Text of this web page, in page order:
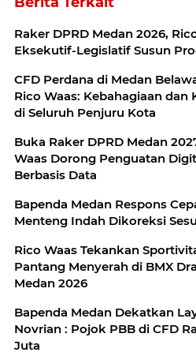
Raker DPRD Medan 2026,
Eksekutif-Legislatif Susun
CFD Perdana di Medan
Rico Waas: Kebahagiaan dan
di Seluruh Penjuru Kota
Buka Raker DPRD Medan
Waas Dorong Penguatan
Berbasis Data
Bapenda Medan Respons
Menteng Indah Dikoreksi
Rico Waas Tekankan
Pantang Menyerah di BMX
Medan 2026
Bapenda Medan Dekatkan
Novrian : Pojok PBB di CFD
Juta